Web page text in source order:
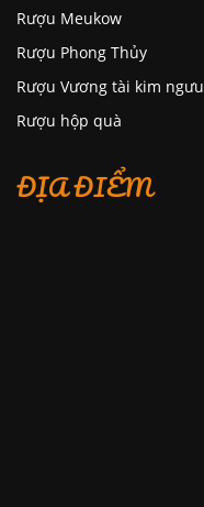
Rượu Meukow
Rượu Phong Thủy
Rượu Vương tài kim ngưu
Rượu hộp quà
ĐỊA ĐIỂM